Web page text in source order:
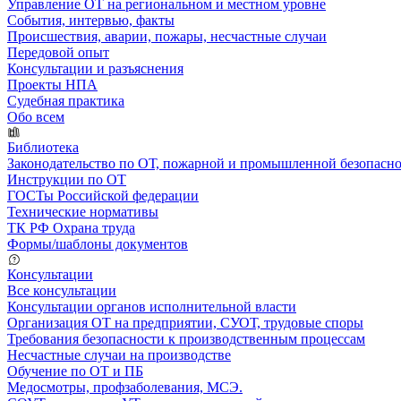
Управление ОТ на региональном и местном уровне
События, интервью, факты
Происшествия, аварии, пожары, несчастные случаи
Передовой опыт
Консультации и разъяснения
Проекты НПА
Судебная практика
Обо всем
Библиотека
Законодательство по ОТ, пожарной и промышленной
Инструкции по ОТ
ГОСТы Российской федерации
Технические нормативы
ТК РФ Охрана труда
Формы/шаблоны документов
Консультации
Все консультации
Консультации органов исполнительной власти
Организация ОТ на предприятии, СУОТ, трудовые споры
Требования безопасности к производственным процессам
Несчастные случаи на производстве
Обучение по ОТ и ПБ
Медосмотры, профзаболевания, МСЭ.